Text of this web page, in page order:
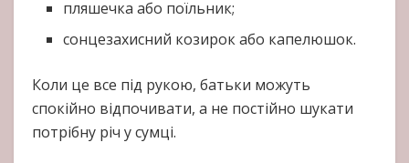
пляшечка або поїльник;
сонцезахисний козирок або капелюшок.
Коли це все під рукою, батьки можуть
спокійно відпочивати, а не постійно шукати
потрібну річ у сумці.